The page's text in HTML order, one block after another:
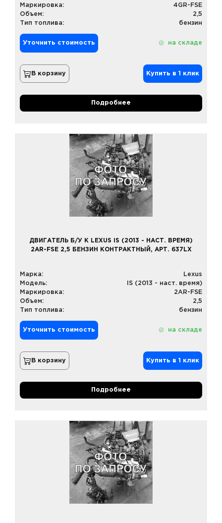
Маркировка:
4GR-FSE
Объем:
2,5
Тип топлива:
бензин
Уточнить стоимость на складе
В корзину Купить в 1 клик
Подробнее
ДВИГАТЕЛЬ Б/У К LEXUS IS (2013 - НАСТ. ВРЕМЯ)
2AR-FSE 2,5 БЕНЗИН КОНТРАКТНЫЙ, АРТ. 637LX
Марка:
Lexus
Модель:
IS (2013 - наст. время)
Маркировка:
2AR-FSE
Объем:
2,5
Тип топлива:
бензин
Уточнить стоимость на складе
В корзину Купить в 1 клик
Подробнее